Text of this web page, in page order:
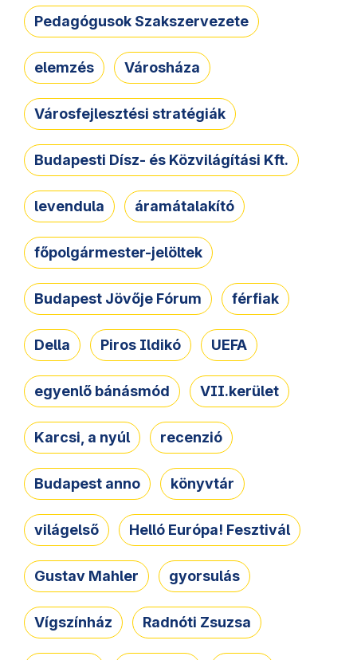
Pedagógusok Szakszervezete
elemzés Városháza
Városfejlesztési stratégiák
Budapesti Dísz- és Közvilágítási Kft.
levendula áramátalakító
főpolgármester-jelöltek
Budapest Jövője Fórum férfiak
Della Piros Ildikó UEFA
egyenlő bánásmód VII.kerület
Karcsi, a nyúl recenzió
Budapest anno könyvtár
világelső Helló Európa! Fesztivál
Gustav Mahler gyorsulás
Vígszínház Radnóti Zsuzsa